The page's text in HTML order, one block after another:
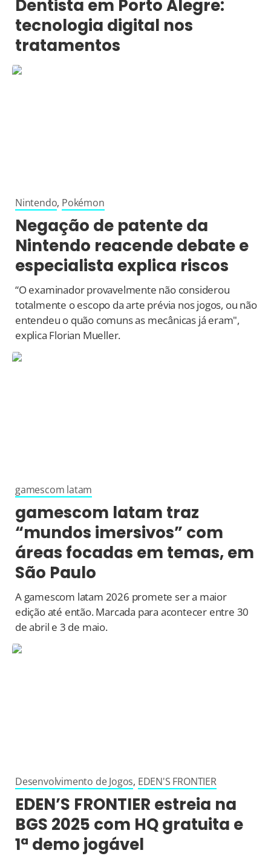
Dentista em Porto Alegre:
tecnologia digital nos
tratamentos
Nintendo, Pokémon
Negação de patente da
Nintendo reacende debate e
especialista explica riscos
“O examinador provavelmente não considerou
totalmente o escopo da arte prévia nos jogos, ou não
entendeu o quão comuns as mecânicas já eram",
explica Florian Mueller.
gamescom latam
gamescom latam traz
“mundos imersivos” com
áreas focadas em temas, em
São Paulo
A gamescom latam 2026 promete ser a maior
edição até então. Marcada para acontecer entre 30
de abril e 3 de maio.
Desenvolvimento de Jogos, EDEN'S FRONTIER
EDEN’S FRONTIER estreia na
BGS 2025 com HQ gratuita e
1ª demo jogável